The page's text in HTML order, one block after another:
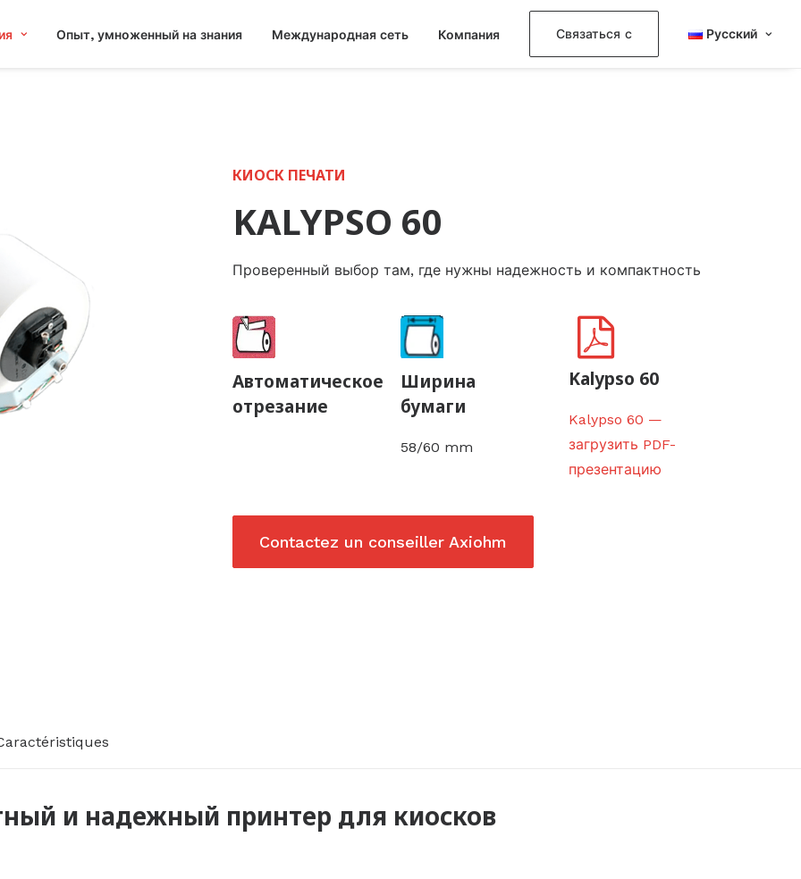
Опыт, умноженный на знания Международная сеть Компания Связаться с Русский
КИОСК ПЕЧАТИ
KALYPSO 60
Проверенный выбор там, где нужны надежность и компактность
Aвтоматическое
отрезание
Ширина
бумаги
58/60 mm
Kalypso 60
Kalypso 60 —
загрузить PDF-
презентацию
Contactez un conseiller Axiohm
и надежный принтер для киосков